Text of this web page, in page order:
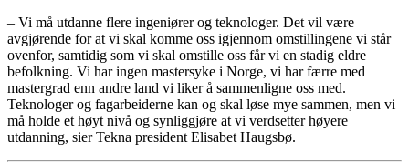
– Vi må utdanne flere ingeniører og teknologer. Det vil være
avgjørende for at vi skal komme oss igjennom omstillingene vi står
ovenfor, samtidig som vi skal omstille oss får vi en stadig eldre
befolkning. Vi har ingen mastersyke i Norge, vi har færre med
mastergrad enn andre land vi liker å sammenligne oss med.
Teknologer og fagarbeiderne kan og skal løse mye sammen, men vi
må holde et høyt nivå og synliggjøre at vi verdsetter høyere
utdanning, sier Tekna president Elisabet Haugsbø.